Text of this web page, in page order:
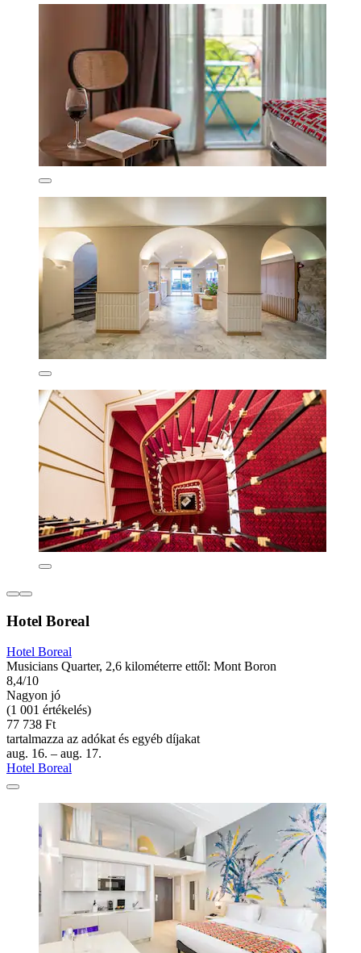
Hotel Boreal
Hotel Boreal
Musicians Quarter, 2,6 kilométerre ettől: Mont Boron
8,4/10
Nagyon jó
(1 001 értékelés)
77 738 Ft
tartalmazza az adókat és egyéb díjakat
aug. 16. – aug. 17.
Hotel Boreal